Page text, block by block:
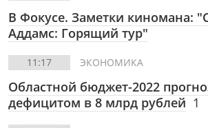
В Фокусе. Заметки киномана:
Аддамс: Горящий тур"
11:17 ЭКОНОМИКА
Областной бюджет-2022
дефицитом в 8 млрд рублей 1